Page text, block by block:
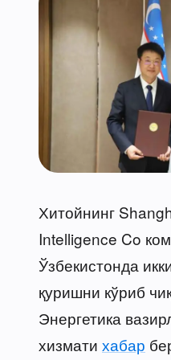
Хитойнинг
Intelligence Co
Ўзбекистонда
қуришни кўриб
Энергетика
хизмати хабар